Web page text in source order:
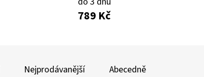
789 Kč
Nejprodávanější Abecedně